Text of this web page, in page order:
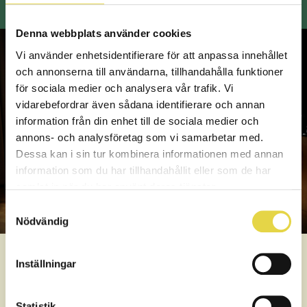
Denna webbplats använder cookies
Vi använder enhetsidentifierare för att anpassa innehållet
och annonserna till användarna, tillhandahålla funktioner
för sociala medier och analysera vår trafik. Vi
vidarebefordrar även sådana identifierare och annan
information från din enhet till de sociala medier och
annons- och analysföretag som vi samarbetar med.
Dessa kan i sin tur kombinera informationen med annan
information som du har tillhandahållit eller som de har
Samtyckesval
Nödvändig
Inställningar